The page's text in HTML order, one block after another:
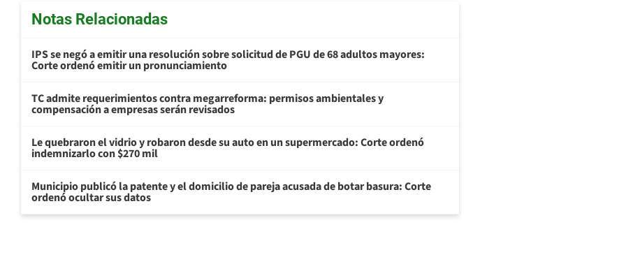
Notas Relacionadas
IPS se negó a emitir una resolución sobre solicitud de PGU de 68 adultos mayores:
Corte ordenó emitir un pronunciamiento
TC admite requerimientos contra megarreforma: permisos ambientales y
compensación a empresas serán revisados
Le quebraron el vidrio y robaron desde su auto en un supermercado: Corte ordenó
indemnizarlo con $270 mil
Municipio publicó la patente y el domicilio de pareja acusada de botar basura: Corte
ordenó ocultar sus datos